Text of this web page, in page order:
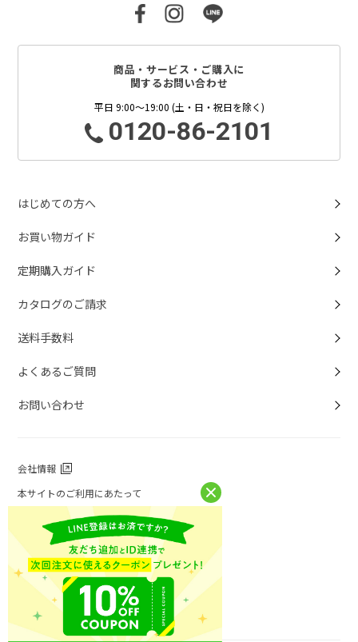
商品・サービス・ご購入に
関するお問い合わせ
平日 9:00～19:00 (土・日・祝日を除く)
0120-86-2101
はじめての方へ
お買い物ガイド
定期購入ガイド
カタログのご請求
送料手数料
よくあるご質問
お問い合わせ
会社情報
本サイトのご利用にあたって
個人情報保護方針
個人情報取扱について
特定商取引法に基づく表記
お問い合わせ
ニチレイフーズ公式ホームページ